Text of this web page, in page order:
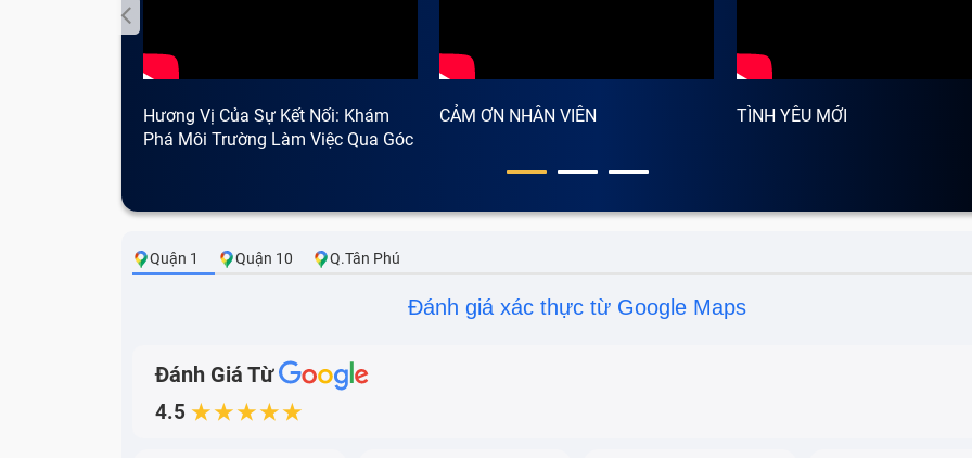
Hương Vị Của Sự Kết Nối: Khám
Phá Môi Trường Làm Việc Qua Góc
CẢM ƠN NHÂN VIÊN TÌNH YÊU MỚI
Quận 1 Quận 10 Q.Tân Phú
Đánh giá xác thực từ Google Maps
Đánh Giá Từ
4.5 ★★★★★